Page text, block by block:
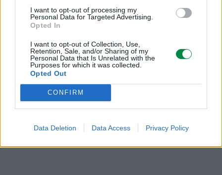
I want to opt-out of processing my
Personal Data for Targeted Advertising.
Opted In
I want to opt-out of Collection, Use,
Retention, Sale, and/or Sharing of my
Personal Data that Is Unrelated with the
Purposes for which it was collected.
Opted Out
CONFIRM
Data Deletion Data Access Privacy Policy
689 zł
80C2HK0 black |
4000 str.
B282H00 black | 15
000 str.